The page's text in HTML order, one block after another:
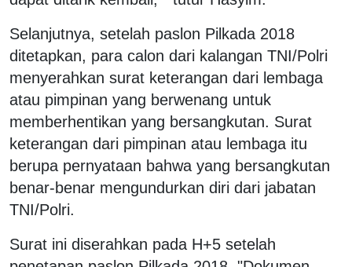
Selanjutnya, setelah paslon Pilkada 2018
ditetapkan, para calon dari kalangan TNI/Polri
menyerahkan surat keterangan dari lembaga
atau pimpinan yang berwenang untuk
memberhentikan yang bersangkutan. Surat
keterangan dari pimpinan atau lembaga itu
berupa pernyataan bahwa yang bersangkutan
benar-benar mengundurkan diri dari jabatan
TNI/Polri.
Surat ini diserahkan pada H+5 setelah